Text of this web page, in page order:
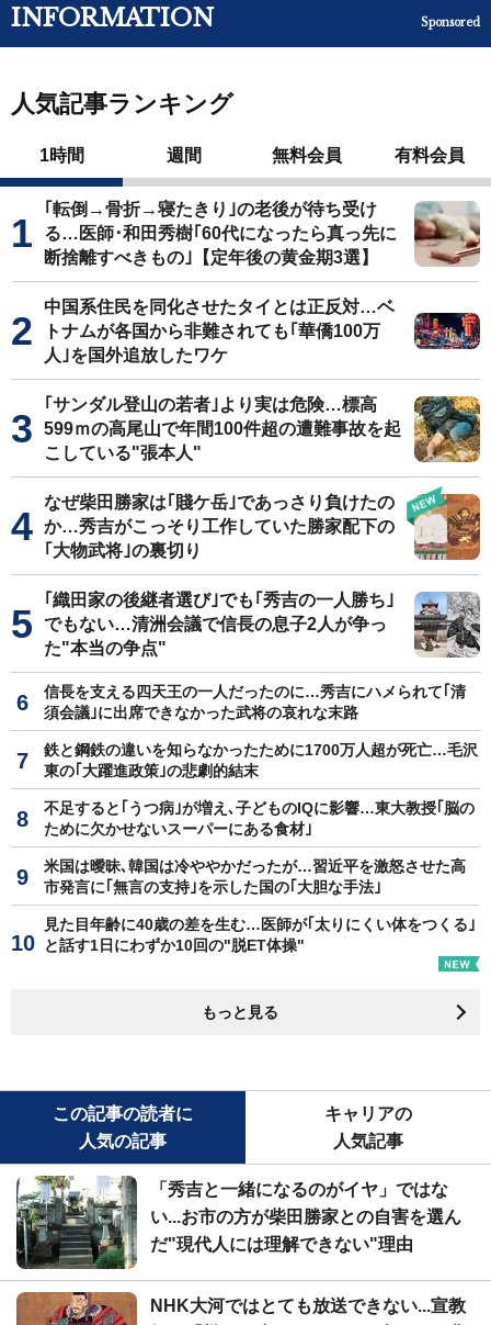
INFORMATION Sponsored
人気記事ランキング
1時間 週間 無料会員 有料会員
｢転倒→骨折→寝たきり｣の老後が待ち受け
る…医師･和田秀樹｢60代になったら真っ先に
断捨離すべきもの｣【定年後の黄金期3選】
中国系住民を同化させたタイとは正反対…ベ
トナムが各国から非難されても｢華僑100万
人｣を国外追放したワケ
｢サンダル登山の若者｣より実は危険…標高
599ｍの高尾山で年間100件超の遭難事故を起
こしている"張本人"
なぜ柴田勝家は｢賤ケ岳｣であっさり負けたの
か…秀吉がこっそり工作していた勝家配下の
｢大物武将｣の裏切り
｢織田家の後継者選び｣でも｢秀吉の一人勝ち｣
でもない…清洲会議で信長の息子2人が争っ
た"本当の争点"
信長を支える四天王の一人だったのに…秀吉にハメられて｢清
須会議｣に出席できなかった武将の哀れな末路
鉄と鋼鉄の違いを知らなかったために1700万人超が死亡…毛沢
東の｢大躍進政策｣の悲劇的結末
不足すると｢うつ病｣が増え､子どものIQに影響…東大教授｢脳の
ために欠かせないスーパーにある食材｣
米国は曖昧､韓国は冷ややかだったが…習近平を激怒させた高
市発言に｢無言の支持｣を示した国の｢大胆な手法｣
見た目年齢に40歳の差を生む…医師が｢太りにくい体をつくる｣
と話す1日にわずか10回の"脱ET体操"
もっと見る
この記事の読者に
人気の記事
キャリアの
人気記事
「秀吉と一緒になるのがイヤ」ではな
い...お市の方が柴田勝家との自害を選ん
だ"現代人には理解できない"理由
NHK大河ではとても放送できない...宣教